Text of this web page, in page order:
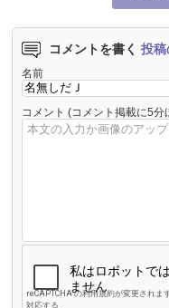
コメントを書く 投稿
名前
コメント (コメント掲載に5分